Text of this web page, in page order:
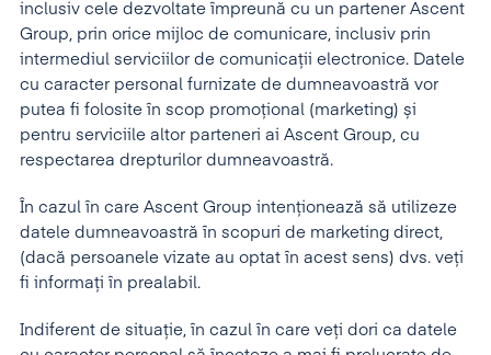
inclusiv cele dezvoltate împreună cu un partener Ascent
Group, prin orice mijloc de comunicare, inclusiv prin
intermediul serviciilor de comunicații electronice. Datele
cu caracter personal furnizate de dumneavoastră vor
putea fi folosite în scop promoțional (marketing) și
pentru serviciile altor parteneri ai Ascent Group, cu
respectarea drepturilor dumneavoastră.
În cazul în care Ascent Group intenționează să utilizeze
datele dumneavoastră în scopuri de marketing direct,
(dacă persoanele vizate au optat în acest sens) dvs. veți
fi informați în prealabil.
Indiferent de situație, în cazul în care veți dori ca datele